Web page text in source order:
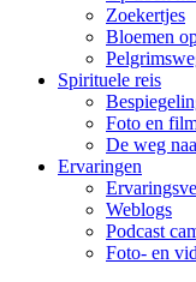
Zoekertjes
Bloemen
Spirituele reis
Foto en
De weg
Ervaringen
Weblogs
Podcast
Foto- en